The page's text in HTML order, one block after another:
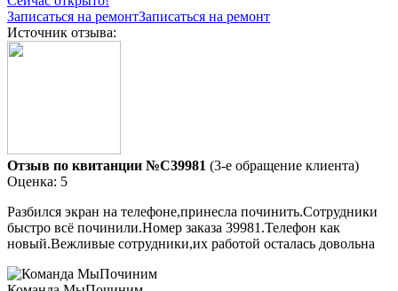
Записаться на ремонтЗаписаться на ремонт
Источник отзыва:
Отзыв по квитанции №C39981 (3-е обращение клиента)
Оценка: 5
Разбился экран на телефоне,принесла починить.Сотрудники
быстро всё починили.Номер заказа 39981.Телефон как
новый.Вежливые сотрудники,их работой осталась довольна